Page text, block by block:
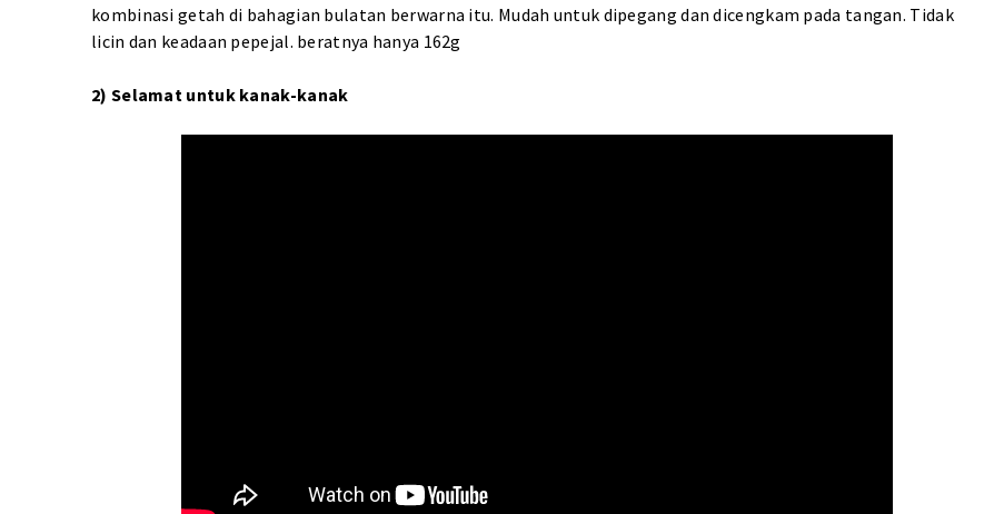
kombinasi getah di bahagian bulatan berwarna itu. Mudah untuk dipegang dan dicengkam pada tangan. Tidak
licin dan keadaan pepejal. beratnya hanya 162g
2) Selamat untuk kanak-kanak